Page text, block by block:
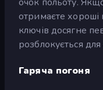
отримаєте хороші
ключів досягне
розблокується
Гаряча погоня